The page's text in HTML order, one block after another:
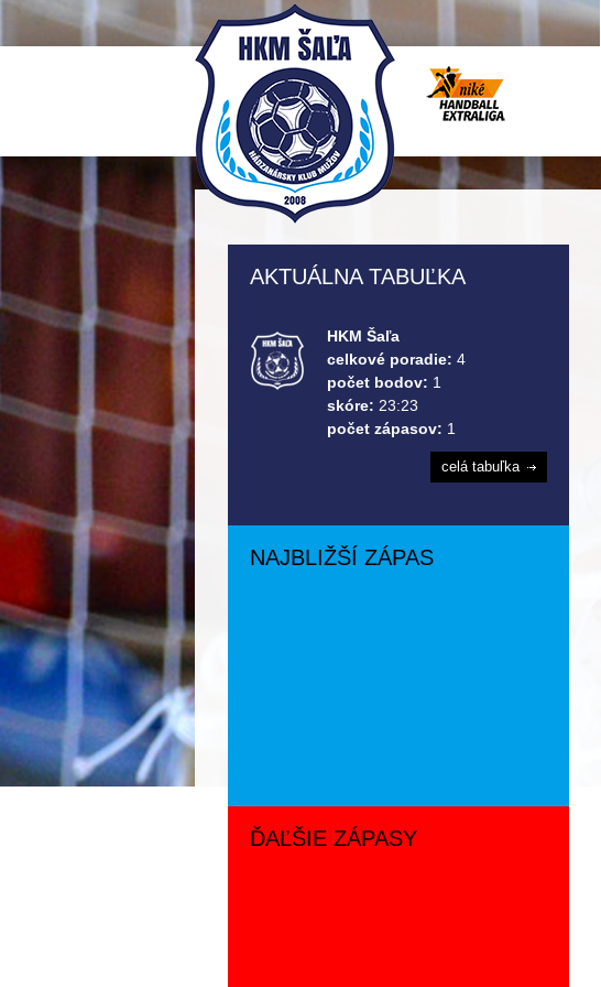
AKTUÁLNA TABUĽKA
HKM Šaľa
celkové poradie: 4
počet bodov: 1
skóre: 23:23
počet zápasov: 1
celá tabuľka
NAJBLIŽŠÍ ZÁPAS
ĎAĽŠIE ZÁPASY